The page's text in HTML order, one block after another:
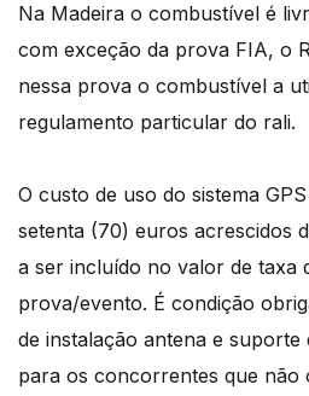
Na Madeira o combustível é
com exceção da prova FIA, o
nessa prova o combustível a
regulamento particular do rali.
O custo de uso do sistema GPS
setenta (70) euros acrescidos
a ser incluído no valor de taxa
prova/evento. É condição
de instalação antena e suporte
para os concorrentes que não